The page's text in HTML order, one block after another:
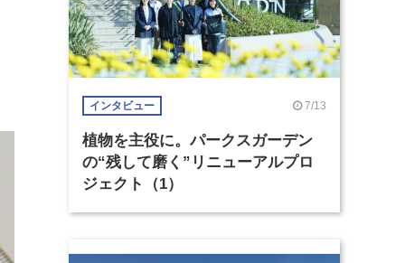
インタビュー 7/13
植物を主役に。パークスガーデン
の“残して磨く”リニューアルプロ
ジェクト（1）